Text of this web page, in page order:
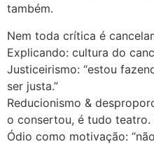
também.
Nem toda crítica é
Explicando: cultura do
Justiceirismo: “estou
ser justa.”
Reducionismo &
o consertou, é tudo teatro.
Ódio como motivação: